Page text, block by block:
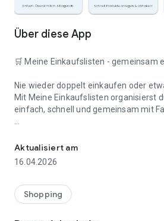
Über diese App
🛒 Meine Einkaufslisten - gemeinsam
Nie wieder doppelt einkaufen oder
Mit Meine Einkaufslisten organisierst
einfach, schnell und gemeinsam mit
👨‍👩‍👧 Gemeinsame Einkaufslisten in
⚡ Superschnell & einfach: Liste in
sofort loslegen.
Aktualisiert am
16.04.2026
Shopping